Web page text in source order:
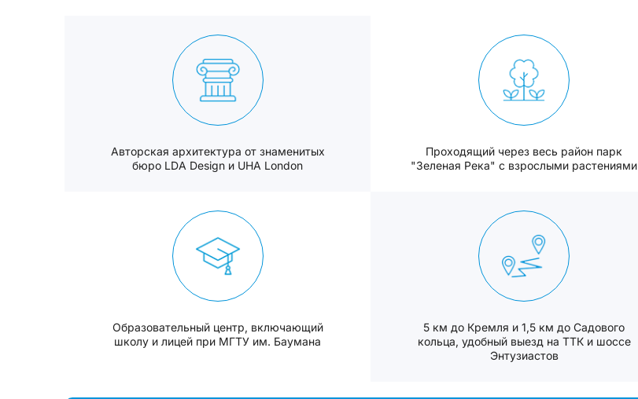
Авторская архитектура от знаменитых
бюро LDA Design и UHA London
Проходящий через весь район парк
"Зеленая Река" с взрослыми растениями
Образовательный центр, включающий
школу и лицей при МГТУ им. Баумана
5 км до Кремля и 1,5 км до Садового
кольца, удобный выезд на ТТК и шоссе
Энтузиастов